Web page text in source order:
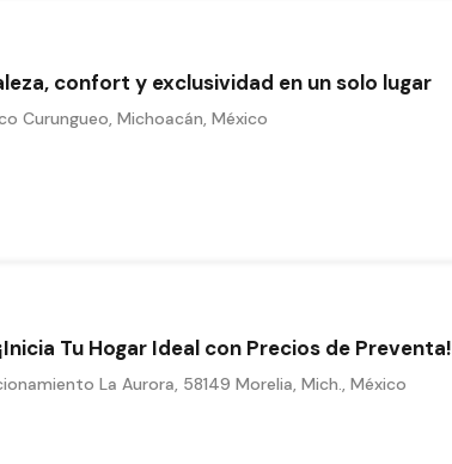
confort y exclusividad en un solo lugar
Curungueo, Michoacán, México
Tu Hogar Ideal con Precios de Preventa!
La Aurora, 58149 Morelia, Mich., México